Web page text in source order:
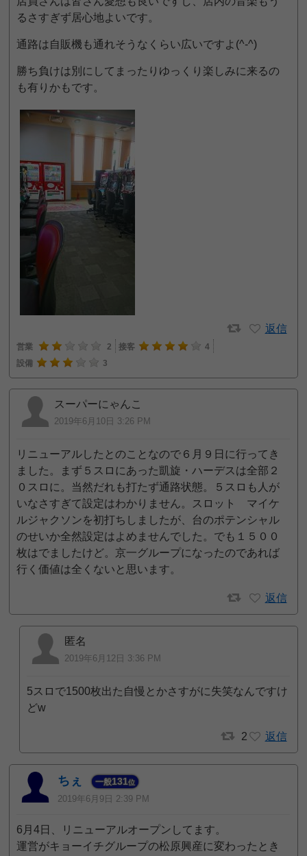
るさすぎず居心地よいです。
通路は自販機も通れそうなくらい広いですよ(^-^)
勝ち負けは別にしてまったりゆっくり楽しみに来るの
も有りかもです。
返信
営業 2 接客
4
設備
3
スーパーにゃんこ
2019年6月10日 3:26 PM
リニューアルしたとのことなので６月９日に行ってき
ました。まず５スロにあった凱旋・ハーデスは全部２
０スロに。当然だれも打たず通路状態。５スロも人が
いなさすぎて設定はわかりません。スロット マイケ
ルジャクソンを初打ちしましたが、台のポテンシャル
のせいか全然設定はよめませんでした。でも１５００
枚はでましたけど。京一グループになったのであれば
行く価値は全くないと思います。
返信
匿名
2019年6月12日 3:36 PM
5スロで1500枚出た自慢とかさすがに失笑なんですけ
どw
2 返信
ちぇ 一般131位
2019年6月9日 2:39 PM
6月4日、リニューアルオープンしてます。
運営がキョーイチグループの松原興産に変わったとき